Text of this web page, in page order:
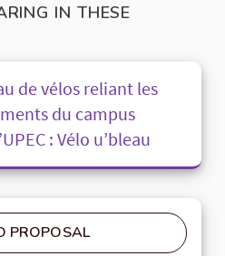
IN THESE
de vélos reliant les
du campus
: Vélo u’bleau
PROPOSAL